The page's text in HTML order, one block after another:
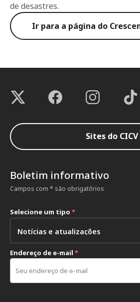
de desastres.
Ir para a página do
Sites do CICV
Boletim informativo
Campos com * são obrigatórios
Selecione um tipo *
Endereço de e-mail *